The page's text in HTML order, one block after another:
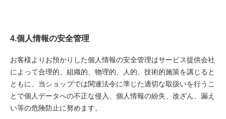
4.個人情報の安全管理
お客様よりお預かりした個人情報の安全管理はサービス提供会社
によって合理的、組織的、物理的、人的、技術的施策を講じると
ともに、当ショップでは関連法令に準じた適切な取扱いを行うこ
とで個人データへの不正な侵入、個人情報の紛失、改ざん、漏え
い等の危険防止に努めます。